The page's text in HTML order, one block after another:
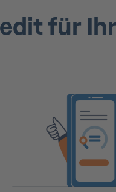
für